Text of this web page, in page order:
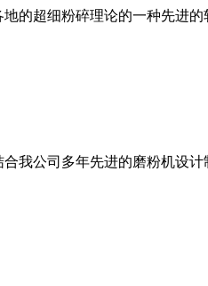
的超细粉碎理论的一种先进
我公司多年先进的磨粉机设